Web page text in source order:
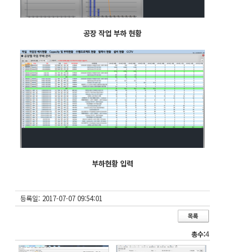
공장 작업 부하 현황
부하현황 입력
등록일: 2017-07-07 09:54:01
총수:4